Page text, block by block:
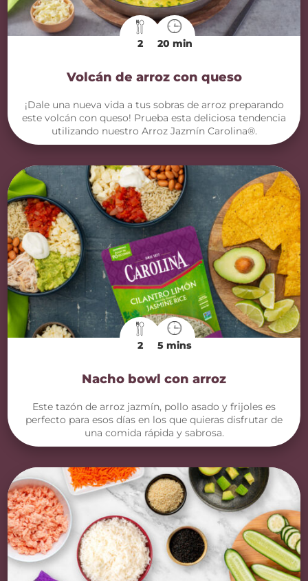
2 20 min
Volcán de arroz con queso
¡Dale una nueva vida a tus sobras de arroz preparando
este volcán con queso! Prueba esta deliciosa tendencia
utilizando nuestro Arroz Jazmín Carolina®.
2 5 mins
Nacho bowl con arroz
Este tazón de arroz jazmín, pollo asado y frijoles es
perfecto para esos días en los que quieras disfrutar de
una comida rápida y sabrosa.